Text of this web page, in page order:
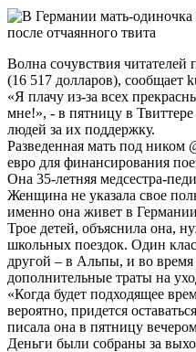
Волна сочувствия читателей
(16 517 долларов), сообщает
«Я плачу из-за всех
мне!», - в пятницу в
людей за их поддержку.
Разведенная мать под ником
евро для финансирования
Она 35-летняя медсестра-
Женщина не указала свое
именно она живет в
Трое детей, объяснила она,
школьных поездок. Один
другой – в Альпы, и во время
дополнительные траты на
«Когда будет подходящее
вероятно, придется
писала она в пятницу
Деньги были собраны за